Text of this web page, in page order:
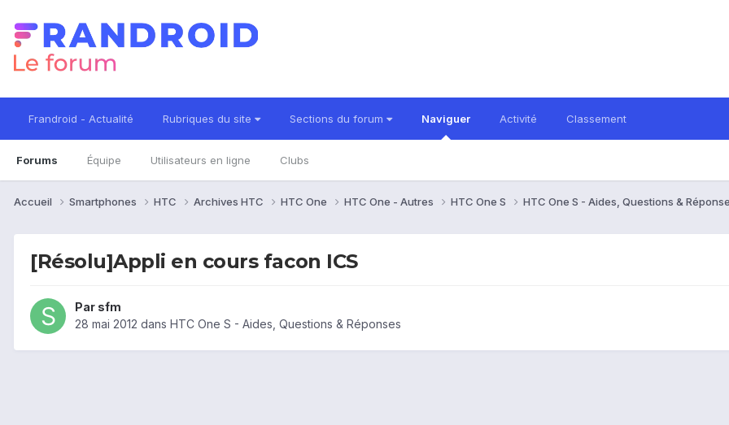
Frandroid - Actualité Rubriques du site Sections du forum Naviguer
Forums Équipe Utilisateurs en ligne Clubs
Activité Classement
Accueil Smartphones HTC Archives HTC HTC One HTC One - Autres HTC One S HTC One S - Aides, Questions &
[Résolu]Appli en cours facon ICS
Par sfm
28 mai 2012 dans HTC One S - Aides, Questions & Réponses